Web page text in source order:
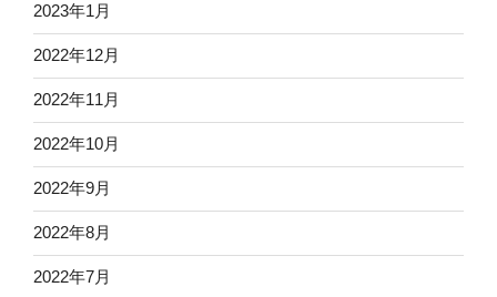
2023年1月
2022年12月
2022年11月
2022年10月
2022年9月
2022年8月
2022年7月